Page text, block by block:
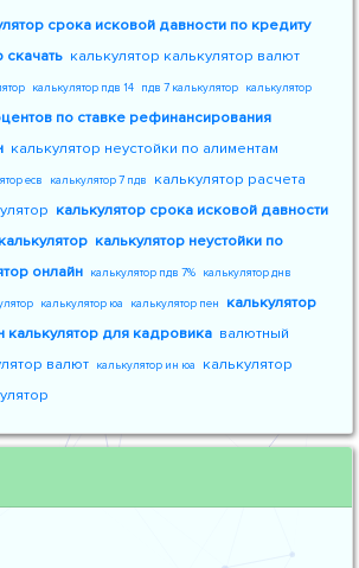
срока исковой давности по кредиту
скачать калькулятор калькулятор валют
калькулятор пдв 14 пдв 7 калькулятор калькулятор
по ставке рефинансирования
калькулятор неустойки по алиментам
есв калькулятор 7 пдв
калькулятор расчета
калькулятор срока исковой давности
калькулятор неустойки по
онлайн калькулятор пдв 7% калькулятор днв
калькулятор юа калькулятор пен
калькулятор
калькулятор для кадровика валютный
валют калькулятор ин юа
калькулятор